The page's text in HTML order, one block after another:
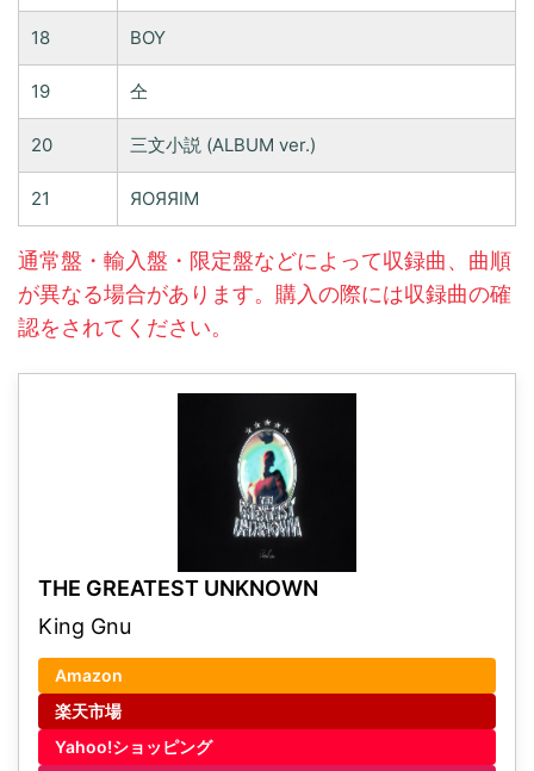
18 BOY
19 仝
20 三文小説 (ALBUM ver.)
21 ЯOЯЯIM
通常盤・輸入盤・限定盤などによって収録曲、曲順
が異なる場合があります。購入の際には収録曲の確
認をされてください。
THE GREATEST UNKNOWN
King Gnu
Amazon
楽天市場
Yahoo!ショッピング